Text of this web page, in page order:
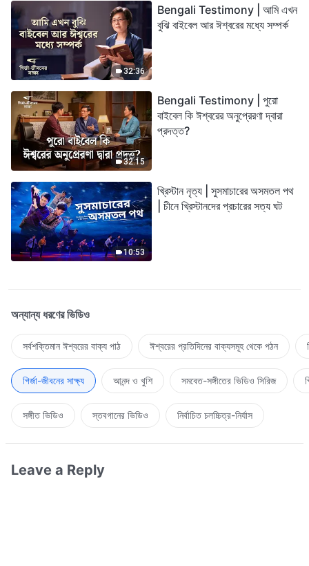
32:36
Bengali Testimony | আমি এখন
বুঝি বাইবেল আর ঈশ্বরের মধ্যে সম্পর্ক
32:15
Bengali Testimony | পুরো
বাইবেল কি ঈশ্বরের অনুপ্রেরণা দ্বারা
প্রদত্ত?
10:53
খ্রিস্টান নৃত্য | সুসমাচারের অসমতল পথ
| চীনে খ্রিস্টানদের প্রচারের সত্য ঘট
অন্যান্য ধরণের ভিডিও
সর্বশক্তিমান ঈশ্বরের বাক্য পাঠ ঈশ্বরের প্রতিদিনের বাক্যসমূহ থেকে পঠন
গির্জা-জীবনের সাক্ষ্য আনন্দ ও খুশি সমবেত-সঙ্গীতের ভিডিও সিরিজ
সঙ্গীত ভিডিও স্তবগানের ভিডিও নির্বাচিত চলচ্চিত্র-নির্যাস
Leave a Reply